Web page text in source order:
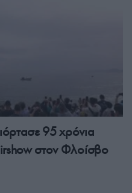
95 χρόνια
στον Φλοίσβο